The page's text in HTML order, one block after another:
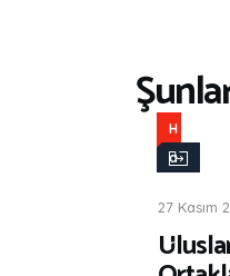
H
a
e
r
27 Kasım